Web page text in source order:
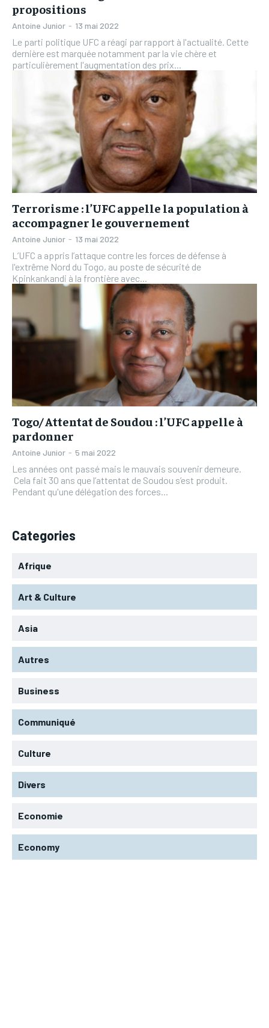
propositions
Antoine Junior - 13 mai 2022
Le parti politique UFC a réagi par rapport à l'actualité. Cette
dernière est marquée notamment par la vie chère et
particulièrement l'augmentation des prix...
Terrorisme : l’UFC appelle la population à
accompagner le gouvernement
Antoine Junior - 13 mai 2022
L’UFC a appris l’attaque contre les forces de défense à
l'extrême Nord du Togo, au poste de sécurité de
Kpinkankandi à la frontière avec...
Togo/ Attentat de Soudou : l’UFC appelle à
pardonner
Antoine Junior - 5 mai 2022
Les années ont passé mais le mauvais souvenir demeure.
Cela fait 30 ans que l’attentat de Soudou s’est produit.
Pendant qu'une délégation des forces...
Categories
Afrique
Art & Culture
Asia
Autres
Business
Communiqué
Culture
Divers
Economie
Economy